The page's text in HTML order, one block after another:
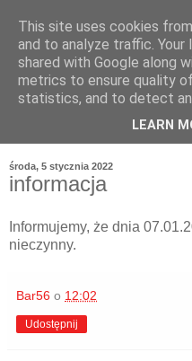
środa, 5 stycznia 2022
informacja
Informujemy, że dnia
nieczynny.
Bar56 o 12:02
Udostępnij
This site uses cookies
and to analyze traffic. Your
shared with Google along
metrics to ensure quality
statistics, and to detect
LEARN